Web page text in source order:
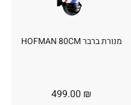
מנורת ברבר HOFMAN 80CM
499.00 ₪